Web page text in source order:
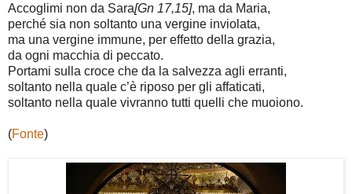
Accoglimi non da Sara[Gn 17,15], ma da Maria,
perché sia non soltanto una vergine inviolata,
ma una vergine immune, per effetto della grazia,
da ogni macchia di peccato.
Portami sulla croce che da la salvezza agli erranti,
soltanto nella quale c’è riposo per gli affaticati,
soltanto nella quale vivranno tutti quelli che muoiono.
(Fonte)